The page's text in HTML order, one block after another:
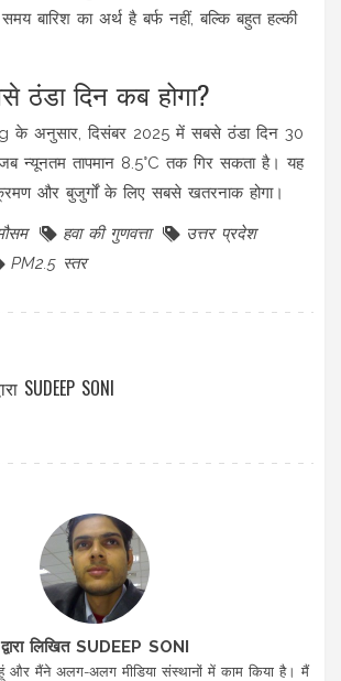
बारिश का अर्थ है बर्फ नहीं, बल्कि बहुत हल्की
ठंडा दिन कब होगा?
के अनुसार, दिसंबर 2025 में सबसे ठंडा दिन 30
न्यूनतम तापमान 8.5°C तक गिर सकता है। यह
और बुजुर्गों के लिए सबसे खतरनाक होगा।
हवा की गुणवत्ता
उत्तर प्रदेश
PM2.5 स्तर
SUDEEP SONI
द्वारा लिखित SUDEEP SONI
और मैंने अलग-अलग मीडिया संस्थानों में काम किया है। मैं